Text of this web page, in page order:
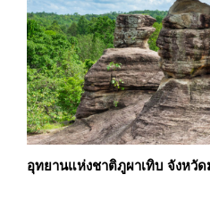
อุทยานแห่งชาติภูผาเทิบ จังหวั